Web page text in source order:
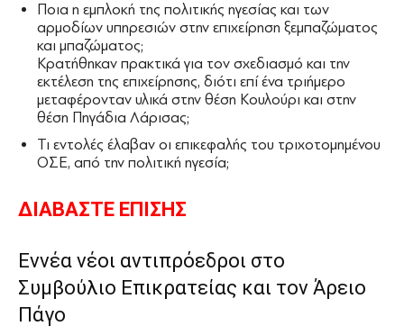
Ποια η εμπλοκή της πολιτικής ηγεσίας και των
αρμοδίων υπηρεσιών στην επιχείρηση ξεμπαζώματος
και μπαζώματος;
Κρατήθηκαν πρακτικά για τον σχεδιασμό και την
εκτέλεση της επιχείρησης, διότι επί ένα τριήμερο
μεταφέρονταν υλικά στην θέση Κουλούρι και στην
θέση Πηγάδια Λάρισας;
Τι εντολές έλαβαν οι επικεφαλής του τριχοτομημένου
ΟΣΕ, από την πολιτική ηγεσία;
ΔΙΑΒΑΣΤΕ ΕΠΙΣΗΣ
Εννέα νέοι αντιπρόεδροι στο
Συμβούλιο Επικρατείας και τον Άρειο
Πάγο